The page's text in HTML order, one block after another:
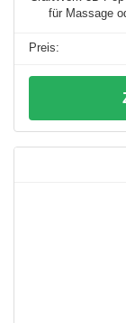
für Massage